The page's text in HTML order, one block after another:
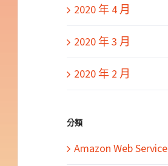
2020 年 4 月
2020 年 3 月
2020 年 2 月
分類
Amazon Web Service